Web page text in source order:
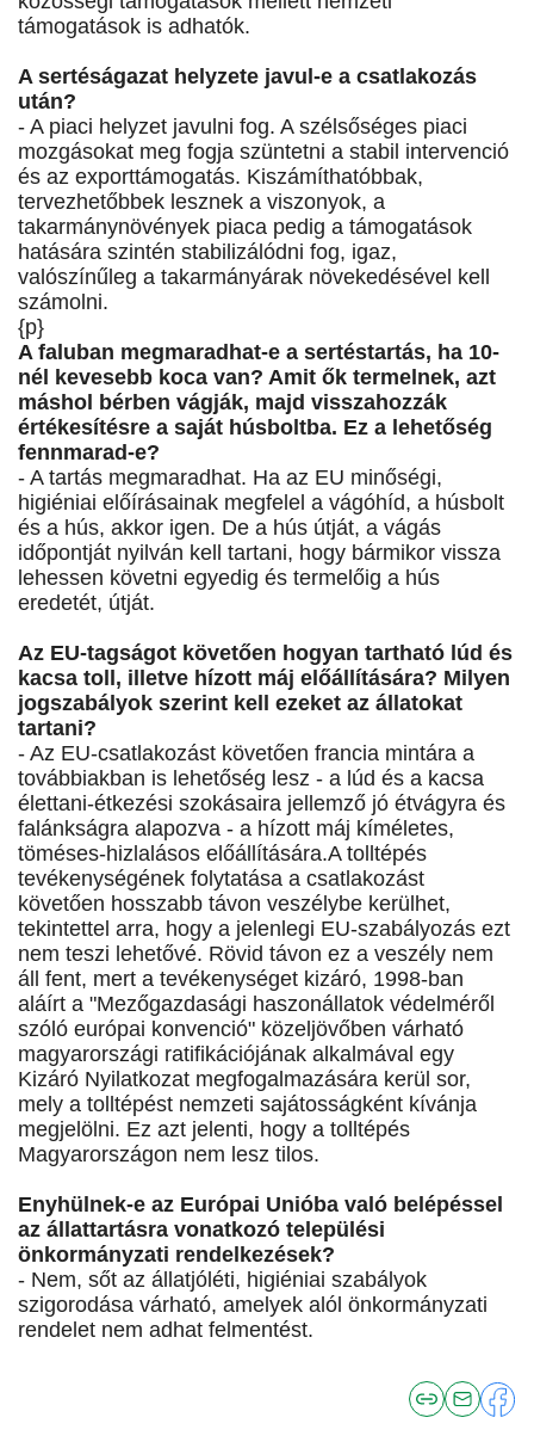
támogatások is adhatók.
A sertéságazat helyzete javul-e a csatlakozás
után?
- A piaci helyzet javulni fog. A szélsőséges piaci
mozgásokat meg fogja szüntetni a stabil intervenció
és az exporttámogatás. Kiszámíthatóbbak,
tervezhetőbbek lesznek a viszonyok, a
takarmánynövények piaca pedig a támogatások
hatására szintén stabilizálódni fog, igaz,
valószínűleg a takarmányárak növekedésével kell
számolni.
{p}
A faluban megmaradhat-e a sertéstartás, ha 10-
nél kevesebb koca van? Amit ők termelnek, azt
máshol bérben vágják, majd visszahozzák
értékesítésre a saját húsboltba. Ez a lehetőség
fennmarad-e?
- A tartás megmaradhat. Ha az EU minőségi,
higiéniai előírásainak megfelel a vágóhíd, a húsbolt
és a hús, akkor igen. De a hús útját, a vágás
időpontját nyilván kell tartani, hogy bármikor vissza
lehessen követni egyedig és termelőig a hús
eredetét, útját.
Az EU-tagságot követően hogyan tartható lúd és
kacsa toll, illetve hízott máj előállítására? Milyen
jogszabályok szerint kell ezeket az állatokat
tartani?
- Az EU-csatlakozást követően francia mintára a
továbbiakban is lehetőség lesz - a lúd és a kacsa
élettani-étkezési szokásaira jellemző jó étvágyra és
falánkságra alapozva - a hízott máj kíméletes,
töméses-hizlalásos előállítására.A tolltépés
tevékenységének folytatása a csatlakozást
követően hosszabb távon veszélybe kerülhet,
tekintettel arra, hogy a jelenlegi EU-szabályozás ezt
nem teszi lehetővé. Rövid távon ez a veszély nem
áll fent, mert a tevékenységet kizáró, 1998-ban
aláírt a "Mezőgazdasági haszonállatok védelméről
szóló európai konvenció" közeljövőben várható
magyarországi ratifikációjának alkalmával egy
Kizáró Nyilatkozat megfogalmazására kerül sor,
mely a tolltépést nemzeti sajátosságként kívánja
megjelölni. Ez azt jelenti, hogy a tolltépés
Magyarországon nem lesz tilos.
Enyhülnek-e az Európai Unióba való belépéssel
az állattartásra vonatkozó települési
önkormányzati rendelkezések?
- Nem, sőt az állatjóléti, higiéniai szabályok
szigorodása várható, amelyek alól önkormányzati
rendelet nem adhat felmentést.